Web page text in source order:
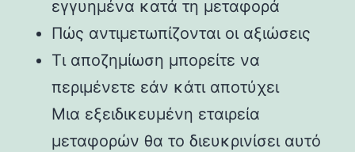
εγγυημένα κατά τη μεταφορά
Πώς αντιμετωπίζονται οι αξιώσεις
Τι αποζημίωση μπορείτε να
περιμένετε εάν κάτι αποτύχει
Μια εξειδικευμένη εταιρεία
μεταφορών θα το διευκρινίσει αυτό